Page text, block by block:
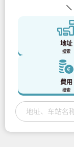
地址
搜索
費用
搜索